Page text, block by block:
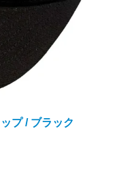
プ / ブラック